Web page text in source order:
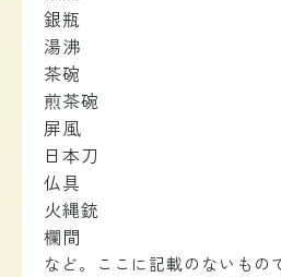
銀瓶
湯沸
茶碗
煎茶碗
屏風
日本刀
仏具
火縄銃
欄間
など。ここに記載のないもの